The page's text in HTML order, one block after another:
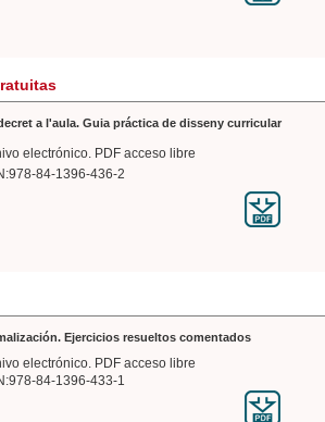
a l'aula. Guia práctica de disseny curricular
electrónico. PDF acceso libre
84-1396-436-2
Ejercicios resueltos comentados
electrónico. PDF acceso libre
84-1396-433-1